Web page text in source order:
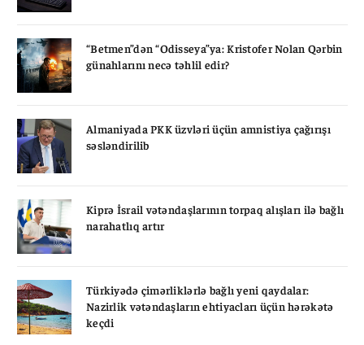
“Betmen”dən “Odisseya”ya: Kristofer Nolan Qərbin
günahlarını necə təhlil edir?
Almaniyada PKK üzvləri üçün amnistiya çağırışı
səsləndirilib
Kiprə İsrail vətəndaşlarının torpaq alışları ilə bağlı
narahatlıq artır
Türkiyədə çimərliklərlə bağlı yeni qaydalar:
Nazirlik vətəndaşların ehtiyacları üçün hərəkətə
keçdi